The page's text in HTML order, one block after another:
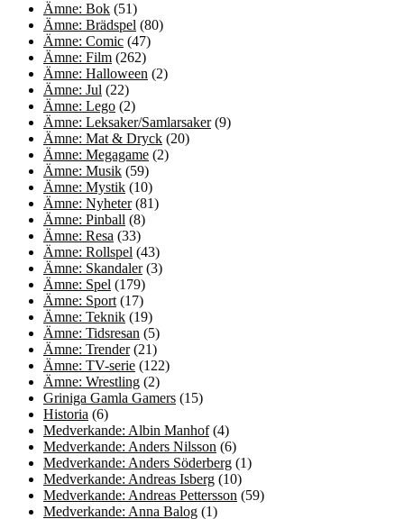
Ämne: Bok (51)
Ämne: Brädspel (80)
Ämne: Comic (47)
Ämne: Film (262)
Ämne: Halloween (2)
Ämne: Jul (22)
Ämne: Lego (2)
Ämne: Leksaker/Samlarsaker(9)
Ämne: Mat & Dryck (20)
Ämne: Megagame (2)
Ämne: Musik (59)
Ämne: Mystik (10)
Ämne: Nyheter(81)
Ämne: Pinball (8)
Ämne: Resa (33)
Ämne: Rollspel (43)
Ämne: Skandaler(3)
Ämne: Spel (179)
Ämne: Sport (17)
Ämne: Teknik (19)
Ämne: Tidsresan (5)
Ämne: Trender(21)
Ämne: TV-serie (122)
Ämne: Wrestling (2)
Griniga Gamla Gamers (15)
Historia (6)
Medverkande: Albin Manhof(4)
Medverkande: Anders Nilsson (6)
Medverkande: Anders Söderberg (1)
Medverkande: Andreas Isberg (10)
Medverkande: Andreas Pettersson (59)
Medverkande: Anna Balog (1)